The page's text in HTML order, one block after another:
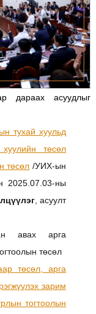
дараах асуудлыг
тухай хуульд
төсөл
төсөл /УИХ-ын
2025.07.03-ны
, асуулт
авах арга
төсөл
төсөл, арга
зарим
тогтоолын